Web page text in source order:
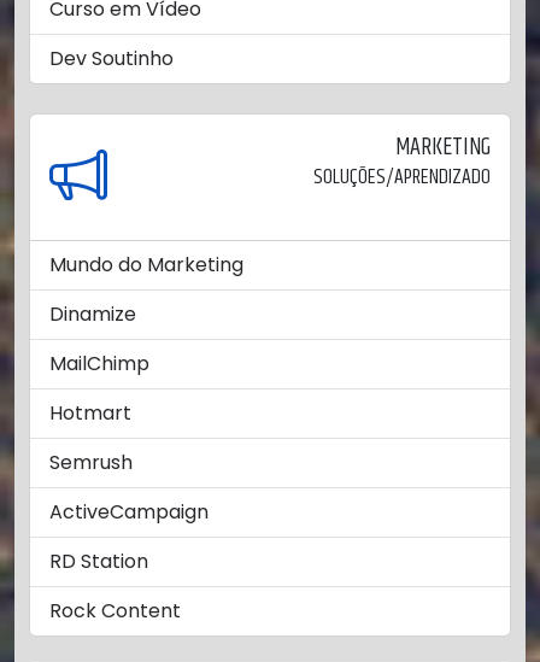
Curso em Vídeo
Dev Soutinho
MARKETING
SOLUÇÕES/APRENDIZADO
Mundo do Marketing
Dinamize
MailChimp
Hotmart
Semrush
ActiveCampaign
RD Station
Rock Content